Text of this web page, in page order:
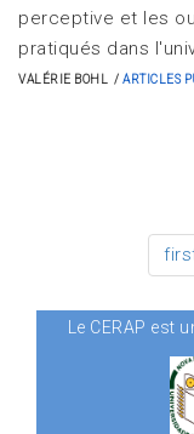
perceptive et les
pratiqués dans
VALÉRIE BOHL ARTICLES
Le CERAP